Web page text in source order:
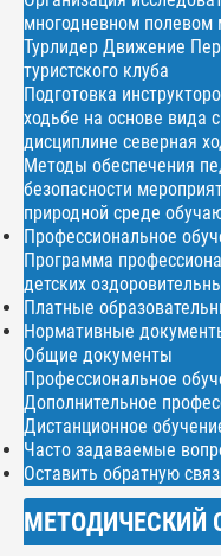
многодневном полевом
Турлидер Движение
туристского клуба
Подготовка
ходьбе на основе вида
дисциплине северная
Методы обеспечения
безопасности
природной среде
Профессиональное
Программа
детских
Платные
Нормативные
Общие документы
Профессиональное
Дополнительное
Дистанционное
Часто задаваемые
Оставить обратную
МЕТОДИЧЕСКИЙ